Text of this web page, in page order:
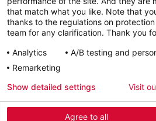
that match what you like. Note that
thanks to the regulations on
team for any clarification. Thank you
Analytics
A/B testing and
Remarketing
Agree to all
Show detailed settings Visit